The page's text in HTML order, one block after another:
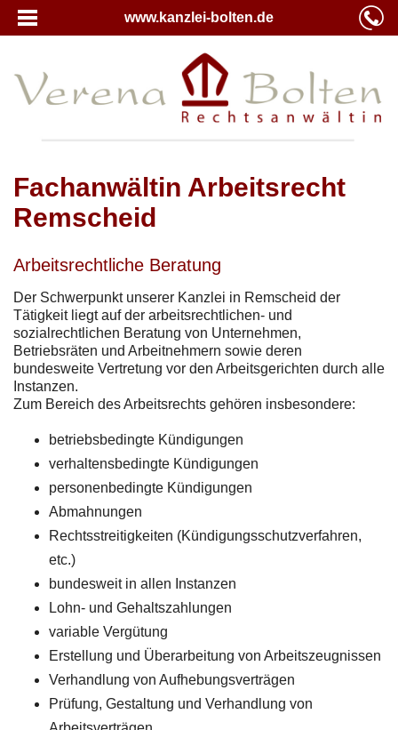
www.kanzlei-bolten.de
Fachanwältin Arbeitsrecht
Remscheid
Arbeitsrechtliche Beratung
Der Schwerpunkt unserer Kanzlei in Remscheid der
Tätigkeit liegt auf der arbeitsrechtlichen- und
sozialrechtlichen Beratung von Unternehmen,
Betriebsräten und Arbeitnehmern sowie deren
bundesweite Vertretung vor den Arbeitsgerichten durch alle
Instanzen.
Zum Bereich des Arbeitsrechts gehören insbesondere:
betriebsbedingte Kündigungen
verhaltensbedingte Kündigungen
personenbedingte Kündigungen
Abmahnungen
Rechtsstreitigkeiten (Kündigungsschutzverfahren,
etc.)
bundesweit in allen Instanzen
Lohn- und Gehaltszahlungen
variable Vergütung
Erstellung und Überarbeitung von Arbeitszeugnissen
Verhandlung von Aufhebungsverträgen
Prüfung, Gestaltung und Verhandlung von